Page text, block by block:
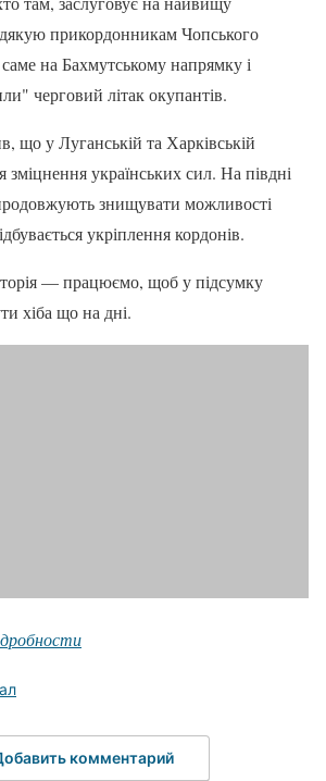
прикордонникам Чопського
на Бахмутському напрямку і
черговий літак окупантів.
що у Луганській та Харківській
зміцнення українських сил. На півдні
знищувати можливості
укріплення кордонів.
— працюємо, щоб у підсумку
хіба що на дні.
комментарий